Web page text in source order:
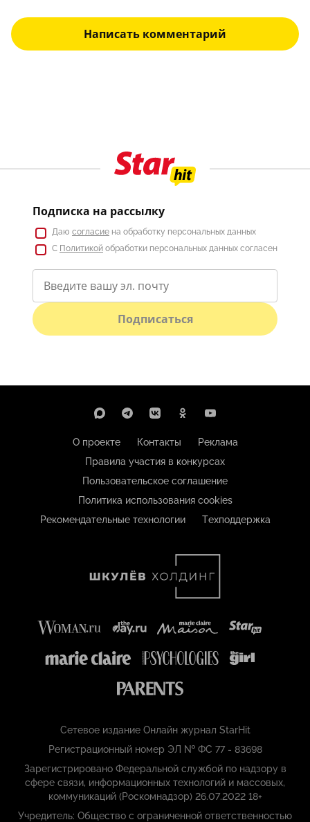
Написать комментарий
Подписка на рассылку
Даю согласие на обработку персональных данных
С Политикой обработки персональных данных согласен
Подписаться
О проекте Контакты
Реклама
Правила участия в конкурсах
Пользовательское соглашение
Политика использования cookies
Рекомендательные технологии
Техподдержка
Сетевое издание Онлайн журнал StarHit
Регистрационный номер ЭЛ № ФС 77 - 83698
Зарегистрировано Федеральной службой по надзору в
сфере связи, информационных технологий и массовых,
коммуникаций (Роскомнадзор) 26.07.2022 18+
Учредитель: Общество с ограниченной ответственностью